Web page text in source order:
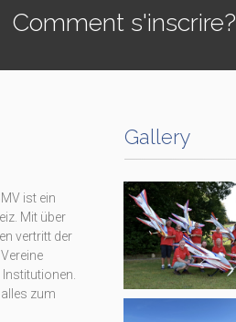
Comment s'inscrire?
ist ein
Mit über
vertritt der
Institutionen.
zum
Gallery